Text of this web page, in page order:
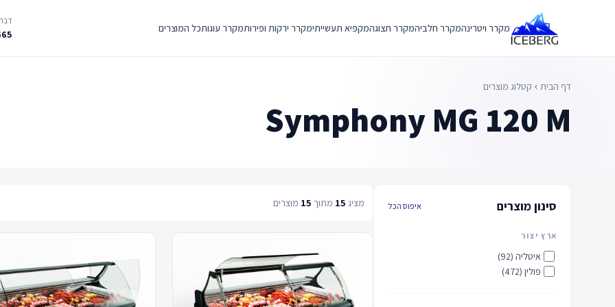
מקרר ויטרינהמקרר חלביהמקרר תצוגהמקפיא תעשייתימקרר ירקות ופירותמקרר עוגותכל המוצרים
דף הבית chevron_left קטלוג מוצרים
Symphony MG 120 M
סינון מוצרים איפוס הכל
ארץ יצור
איטליה (92)
פולין (472)
מציג 15 מתוך 15 מוצרים